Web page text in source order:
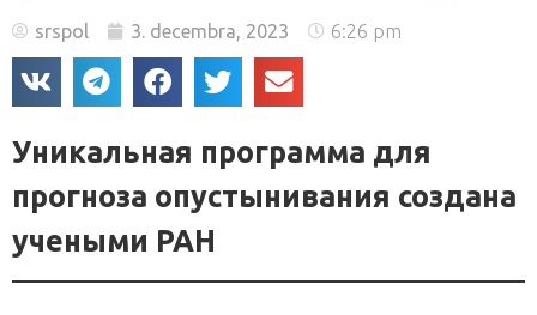
srspol 3. decembra, 2023 6:26 pm
Уникальная программа для
прогноза опустынивания создана
учеными РАН